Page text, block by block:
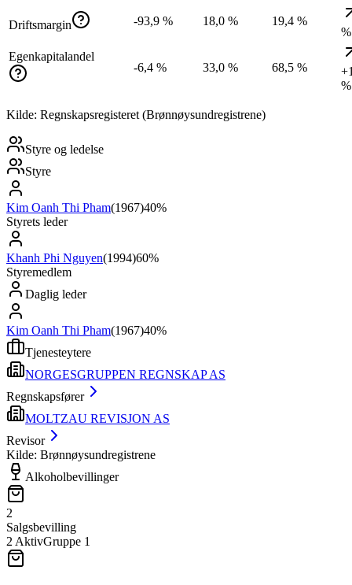
Driftsmargin -93,9 % 18,0 %
19,4 %
%
Egenkapitalandel
-6,4 %
33,0 % 68,5 %
%
Kilde: Regnskapsregisteret (Brønnøysundregistrene)
Styre og ledelse
Styre
Kim Oanh Thi Pham(1967)40%
Styrets leder
Khanh Phi Nguyen(1994)60%
Styremedlem
Daglig leder
Kim Oanh Thi Pham(1967)40%
Tjenesteytere
NORGESGRUPPEN REGNSKAP AS
Regnskapsfører
MOLTZAU REVISJON AS
Revisor
Kilde: Brønnøysundregistrene
Alkoholbevillinger
2
Salgsbevilling
2 AktivGruppe 1